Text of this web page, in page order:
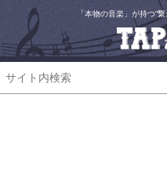
「本物の音楽」が持つ“